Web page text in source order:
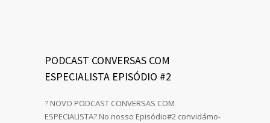
PODCAST CONVERSAS COM
ESPECIALISTA EPISÓDIO #2
? NOVO PODCAST CONVERSAS COM
ESPECIALISTA? No nosso Episódio#2 convidámo-